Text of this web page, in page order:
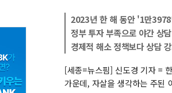
2023년 한 해 동안 '1만
정부 투자 부족으로 야간 상
경제적 해소 정책보다 상담
[세종=뉴스핌] 신도경 기자 =
가운데, 자살을 생각하는 주된